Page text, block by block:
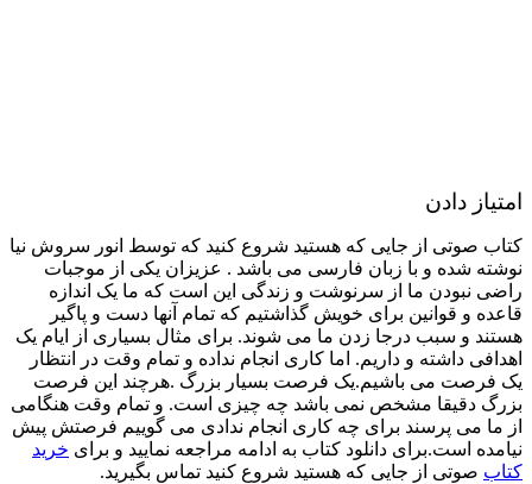
امتیاز دادن
کتاب صوتی از جایی که هستید شروع کنید که توسط انور سروش نیا
نوشته شده و با زبان فارسی می باشد . عزیزان یکی از موجبات
راضی نبودن ما از سرنوشت و زندگی این است که ما یک اندازه
قاعده و قوانین برای خویش گذاشتیم که تمام آنها دست و پاگیر
هستند و سبب درجا زدن ما می شوند. برای مثال بسیاری از ایام یک
اهدافی داشته و داریم. اما کاری انجام نداده و تمام وقت در انتظار
یک فرصت می باشیم.یک فرصت بسیار بزرگ .هرچند این فرصت
بزرگ دقیقا مشخص نمی باشد چه چیزی است. و تمام وقت هنگامی
از ما می پرسند برای چه کاری انجام ندادی می گوییم فرصتش پیش
نیامده است.برای دانلود کتاب به ادامه مراجعه نمایید و برای خرید
کتاب صوتی از جایی که هستید شروع کنید تماس بگیرید.